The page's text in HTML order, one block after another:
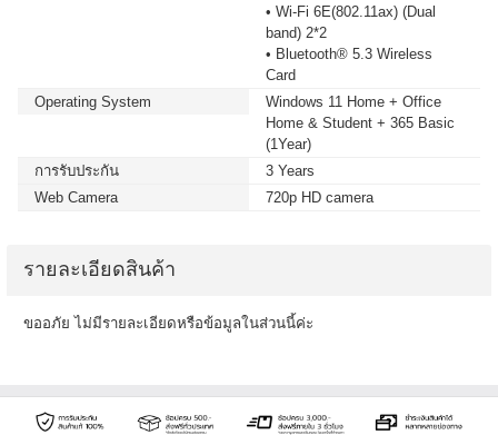
• Wi-Fi 6E(802.11ax) (Dual
band) 2*2
• Bluetooth® 5.3 Wireless
Card
Operating System
Windows 11 Home + Office
Home & Student + 365 Basic
(1Year)
การรับประกัน
3 Years
Web Camera
720p HD camera
รายละเอียดสินค้า
ขออภัย ไม่มีรายละเอียดหรือข้อมูลในส่วนนี้ค่ะ